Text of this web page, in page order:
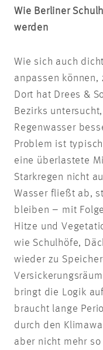
Wie Berliner
werden
Wie sich auch
anpassen
Dort hat Drees &
Bezirks
Regenwasser
Problem ist
eine überlastete
Starkregen nicht
Wasser fließt ab,
bleiben – mit
Hitze und
wie Schulhöfe,
wieder zu
bringt die Logik
braucht lange
durch den
aber nicht mehr